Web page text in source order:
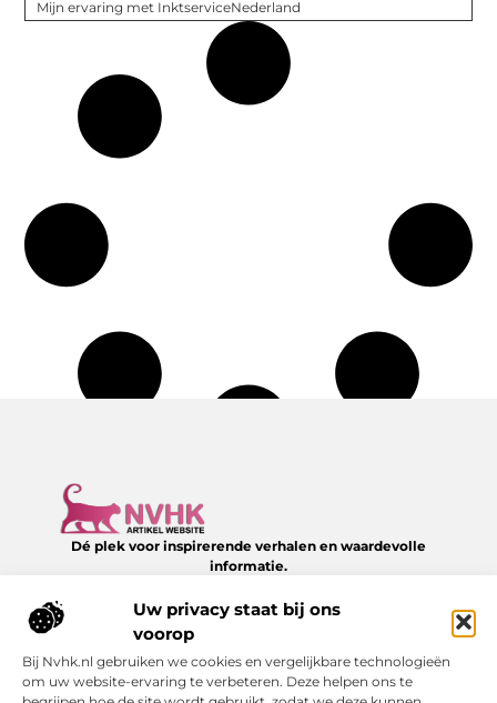
Uw privacy staat bij ons
voorop
Bij Nvhk.nl gebruiken we cookies en vergelijkbare technologieën
om uw website-ervaring te verbeteren. Deze helpen ons te
Mijn ervaring met InktserviceNederland
Dé plek voor inspirerende verhalen en waardevolle
informatie.
dagelijks leven – van slimme tips tot verrassende inzichten,
Onze informatie